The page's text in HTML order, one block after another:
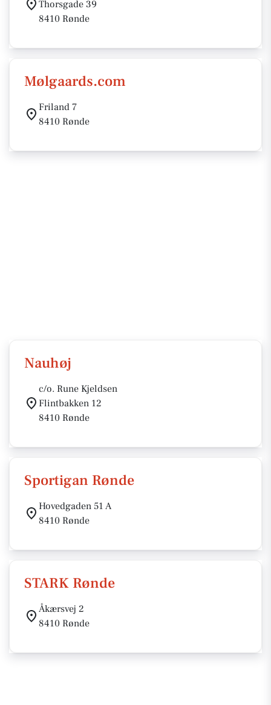
Thorsgade 39
8410 Rønde
Mølgaards.com
Friland 7
8410 Rønde
Nauhøj
c/o. Rune Kjeldsen
Flintbakken 12
8410 Rønde
Sportigan Rønde
Hovedgaden 51 A
8410 Rønde
STARK Rønde
Åkærsvej 2
8410 Rønde